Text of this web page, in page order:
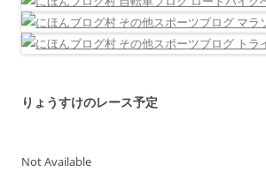
りょうすけのレース予定
Not Available